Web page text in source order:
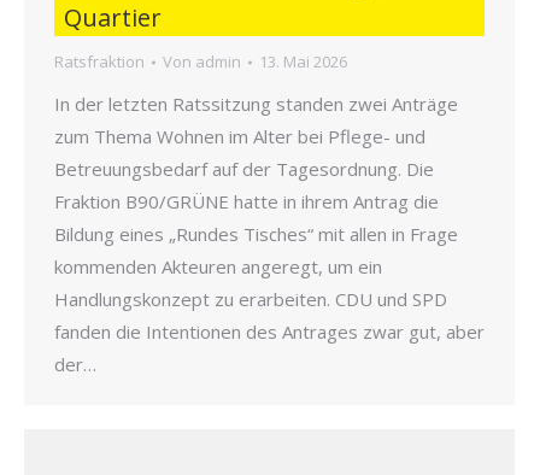
Quartier
Ratsfraktion Von admin 13. Mai 2026
In der letzten Ratssitzung standen zwei Anträge
zum Thema Wohnen im Alter bei Pflege- und
Betreuungsbedarf auf der Tagesordnung. Die
Fraktion B90/GRÜNE hatte in ihrem Antrag die
Bildung eines „Rundes Tisches“ mit allen in Frage
kommenden Akteuren angeregt, um ein
Handlungskonzept zu erarbeiten. CDU und SPD
fanden die Intentionen des Antrages zwar gut, aber
der…